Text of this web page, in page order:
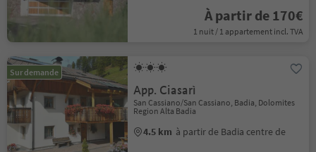
À partir de 170€
1 nuit / 1 appartement incl. TVA
Sur demande
App. Ciasarì
San Cassiano/San Cassiano, Badia, Dolomites
Region Alta Badia
4.5 km à partir de Badia centre de